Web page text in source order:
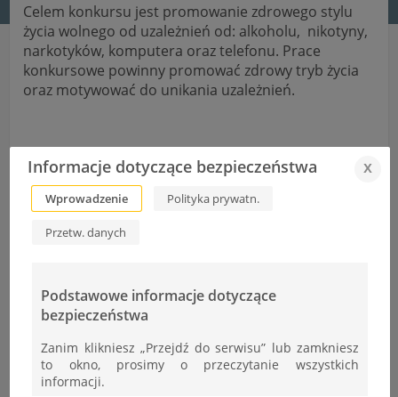
Celem konkursu jest promowanie zdrowego stylu
życia wolnego od uzależnień od: alkoholu, nikotyny,
narkotyków, komputera oraz telefonu. Prace
konkursowe powinny promować zdrowy tryb życia
oraz motywować do unikania uzależnień.
Wszystkie informacje w Regulamin Konkursu
Organizatorem konkursu jestp. Katarzyna Al-Fatal.
Sukces naszych uczniów na RegioSkills Małopolska
PRZEMOCY
Informacje dotyczące bezpieczeństwa x
Wprowadzenie Polityka prywatn.
Przetw. danych
Podstawowe informacje dotyczące
bezpieczeństwa
Zanim klikniesz „Przejdź do serwisu” lub zamkniesz
to okno, prosimy o przeczytanie wszystkich
informacji.